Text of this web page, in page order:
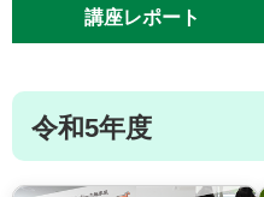
講座レポート
令和5年度